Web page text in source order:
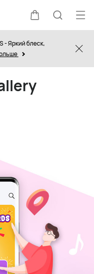
Щупальца
Поиск
- Яркий блеск,